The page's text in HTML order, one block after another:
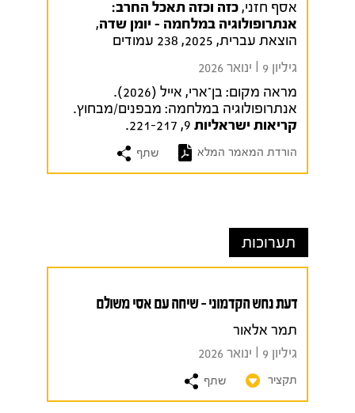
אסף חזני,כזה וכזה תאכל החרב:
אנתרופולוגיה במלחמה – יומן שדה,
הוצאת עברית, 2025, 238 עמודים
גיליון 9 I ינואר 2026
מראה מקום:
בן־ארי, אייל (2026).
אנתרופולוגיה במלחמה: מבפנים/מבחוץ.
קריאות ישראליות
הורדת המאמר המלא שתף
תערוכות
דעת נחש הקדמוני – שיחה עם אסי משולם
תמר אלאור
גיליון 9 I ינואר 2026
תקציר שתף